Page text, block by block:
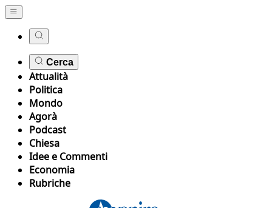
Cerca
Attualità
Politica
Mondo
Agorà
Podcast
Chiesa
Idee e Commenti
Economia
Rubriche